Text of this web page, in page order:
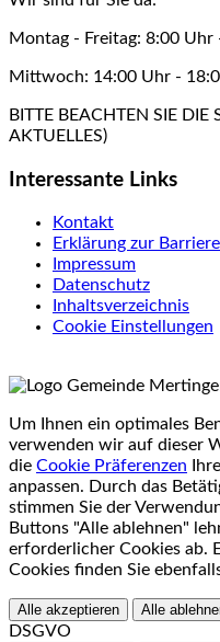
Montag - Freitag: 8:00 Uhr
Mittwoch: 14:00 Uhr -
BITTE BEACHTEN SIE
AKTUELLES)
Interessante Links
Kontakt
Erklärung zur
Impressum
Datenschutz
Inhaltsverzeichnis
Cookie Einstellungen
Um Ihnen ein optimales
verwenden wir auf dieser
die Cookie Präferenzen
anpassen. Durch das
stimmen Sie der
Buttons "Alle ablehnen"
erforderlicher Cookies ab.
Cookies finden Sie
Alle akzeptieren Alle
DSGVO